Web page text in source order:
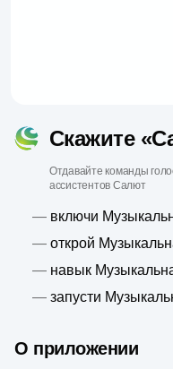
Скажите
Отдавайте команды
ассистентов Салют
— включи
— открой
— навык
— запусти
О приложении